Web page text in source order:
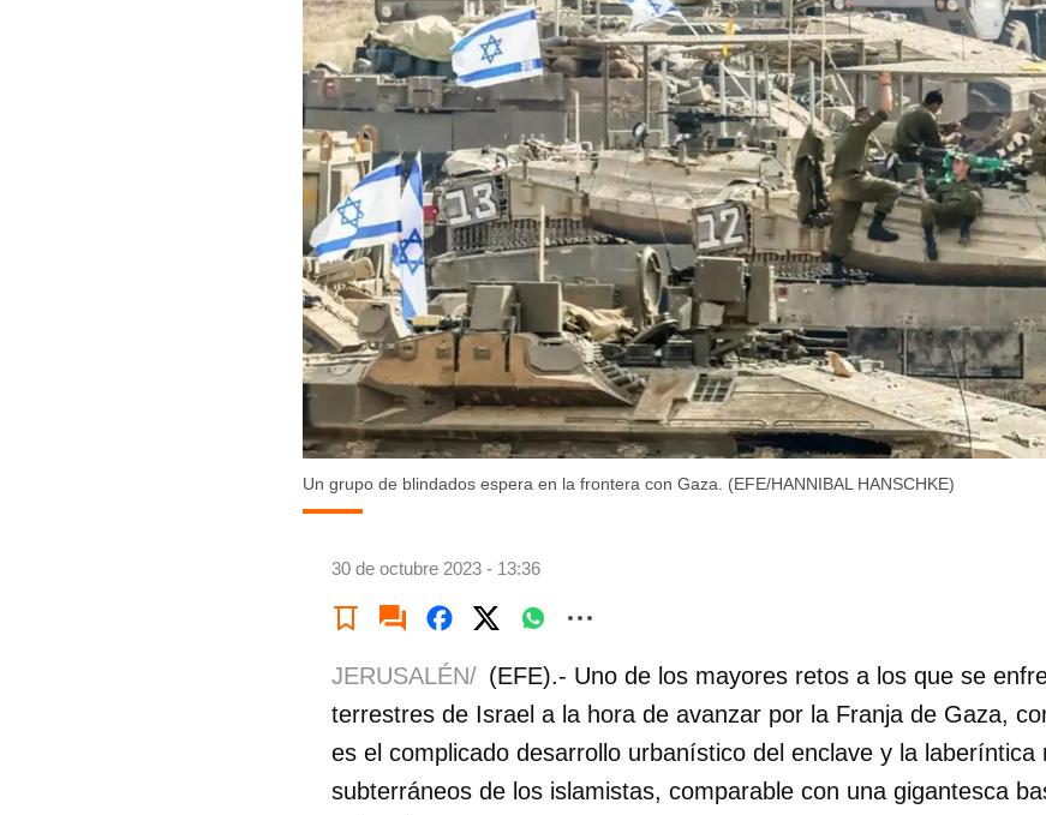
Un grupo de blindados espera en la frontera con Gaza. (EFE/HANNIBAL HANSCHKE)
30 de octubre 2023 - 13:36
JERUSALÉN/ (EFE).- Uno de los mayores retos a los que se
terrestres de Israel a la hora de avanzar por la Franja de Gaza,
es el complicado desarrollo urbanístico del enclave y la laberíntica
subterráneos de los islamistas, comparable con una gigantesca